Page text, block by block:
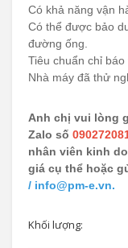
Có khả năng vận
Có thể được bảo
đường ống.
Tiêu chuẩn chỉ báo
Nhà máy đã thử
Anh chị vui lòng
Zalo số
nhân viên kinh
giá cụ thể hoặc
/ info@pm-e.vn.
Khối lượng: